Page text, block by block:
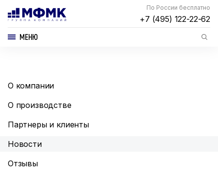
По России бесплатно
+7 (495) 122-22-62
МЕНЮ
О компании
О производстве
Партнеры и клиенты
Новости
Отзывы